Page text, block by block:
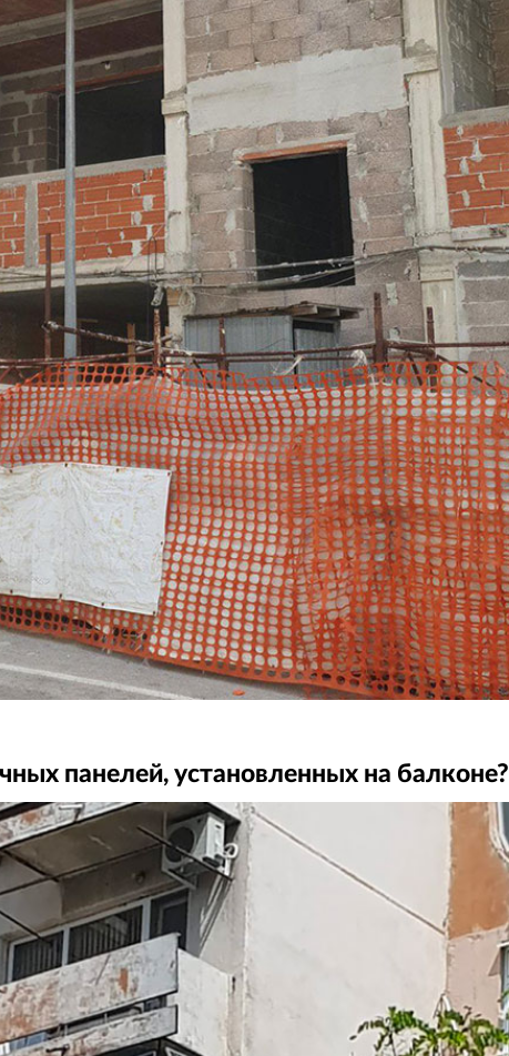
панелей, установленных на балконе?